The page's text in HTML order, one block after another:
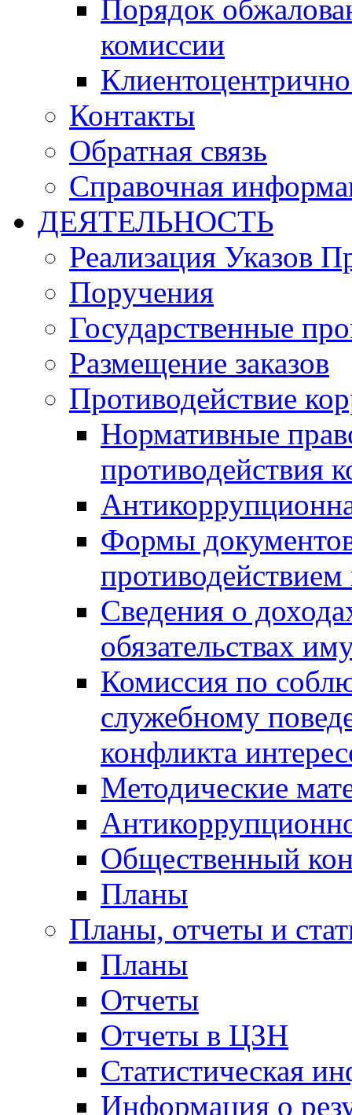
Порядок
комиссии
Контакты
Обратная связь
Справочная
ДЕЯТЕЛЬНОСТЬ
Реализация Указов
Поручения
Государственные
Размещение заказов
Противодействие
Нормативные
противодействия
Формы
Сведения о
обязательствах
Комиссия по
служебному
конфликта
Методические
Общественный
Планы
Планы, отчеты и
Планы
Отчеты
Отчеты в ЦЗН
Статистическая
Информация о